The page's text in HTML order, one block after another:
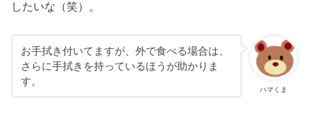
したいな（笑）。
ハマくま
お手拭き付いてますが、外で食べる場合は、
さらに手拭きを持っているほうが助かりま
す。